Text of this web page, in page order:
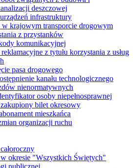
deszczowej
infrastruktury
w krajowym transporcie drogowym
z przystanków
komunikacyjnej
z tytułu korzystania z usług
pasa drogowego
kanału technologicznego
nienormatywnych
osoby niepełnosprawnej
bilet okresowy
mieszkańca
organizacji ruchu
okresie "Wszystkich Świętych"
publicznej